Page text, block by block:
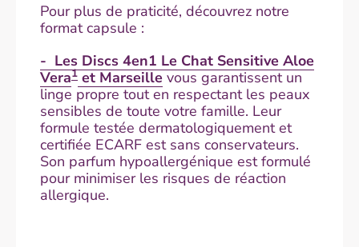
Pour plus de praticité, découvrez notre
format capsule :
- Les Discs 4en1 Le Chat Sensitive Aloe
Vera1 et Marseille vous garantissent un
linge propre tout en respectant les peaux
sensibles de toute votre famille. Leur
formule testée dermatologiquement et
certifiée ECARF est sans conservateurs.
Son parfum hypoallergénique est formulé
pour minimiser les risques de réaction
allergique. ​